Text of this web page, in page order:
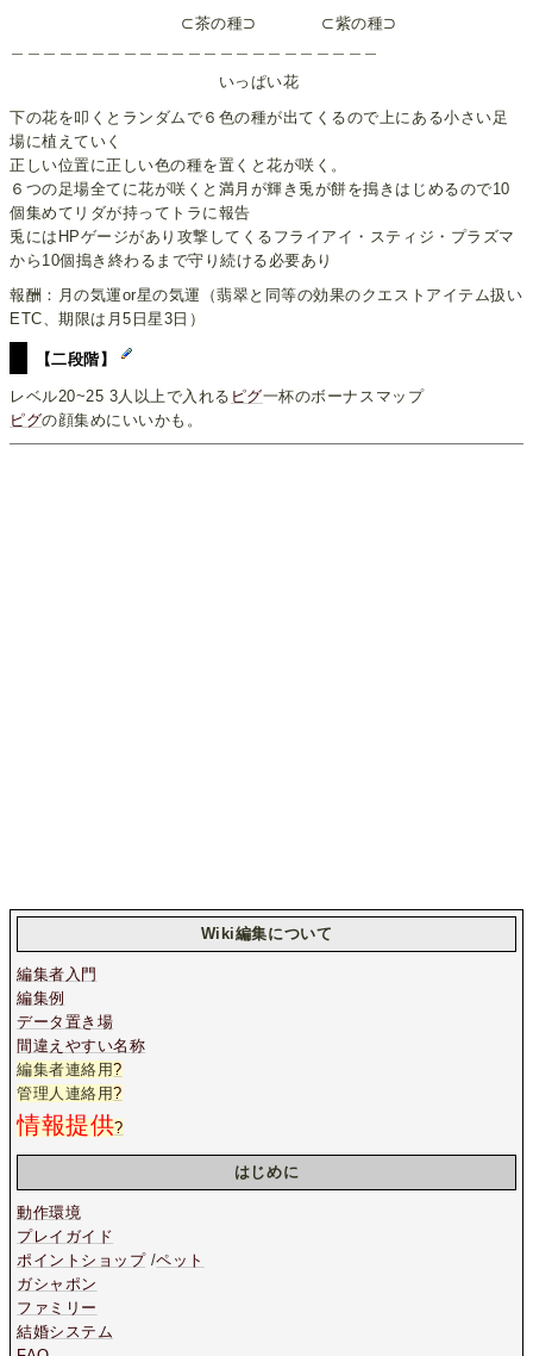
⊂茶の種⊃ ⊂紫の種⊃
いっぱい花
下の花を叩くとランダムで６色の種が出てくるので上にある小さい足
場に植えていく
正しい位置に正しい色の種を置くと花が咲く。
６つの足場全てに花が咲くと満月が輝き兎が餅を搗きはじめるので10
個集めてリダが持ってトラに報告
兎にはHPゲージがあり攻撃してくるフライアイ・スティジ・プラズマ
から10個搗き終わるまで守り続ける必要あり
報酬：月の気運or星の気運（翡翠と同等の効果のクエストアイテム扱い
ETC、期限は月5日星3日）
【二段階】
レベル20~25 3人以上で入れる ピグ一杯のボーナスマップ
ピグの顔集めにいいかも。
Wiki編集について
編集者入門
編集例
データ置き場
間違えやすい名称
編集者連絡用?
管理人連絡用?
情報提供?
はじめに
動作環境
プレイガイド
ポイントショップ/ペット
ガシャポン
ファミリー
結婚システム